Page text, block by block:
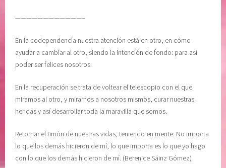
————————————–
En la codependencia nuestra atención está en otro, en cómo
ayudar a cambiar al otro, siendo la intención de fondo: para así
poder ser felices nosotros.
En la recuperación se trata de voltear el telescopio con el que
miramos al otro, y mirarnos a nosotros mismos, curar nuestras
heridas y así desarrollar toda la maravilla que somos.
Retomar el timón de nuestras vidas, teniendo en mente: No importa
lo que los demás hicieron de mí, lo que importa es lo que yo hago
con lo que los demás hicieron de mí. (Berenice Sáinz Gómez)